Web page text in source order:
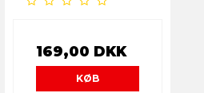
169,00 DKK
KØB